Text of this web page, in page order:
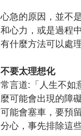
心急的原因，並不
和心力，或是過程
有什麼方法可以處
不要太理想化
常言道:「人生不如
麼可能會出現的障
可能會塞車，要預
分心，事先排除這些